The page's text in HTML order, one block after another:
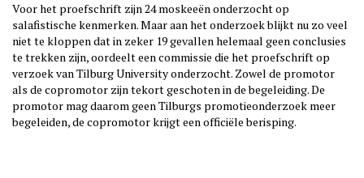
Voor het proefschrift zijn 24 moskeeën onderzocht op
salafistische kenmerken. Maar aan het onderzoek blijkt nu zo veel
niet te kloppen dat in zeker 19 gevallen helemaal geen conclusies
te trekken zijn, oordeelt een commissie die het proefschrift op
verzoek van Tilburg University onderzocht. Zowel de promotor
als de copromotor zijn tekort geschoten in de begeleiding. De
promotor mag daarom geen Tilburgs promotieonderzoek meer
begeleiden, de copromotor krijgt een officiële berisping.